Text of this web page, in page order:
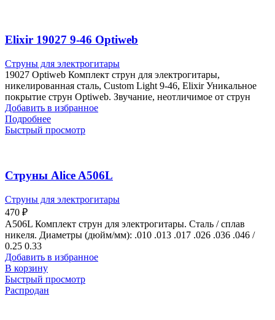
Elixir 19027 9-46 Optiweb
Струны для электрогитары
19027 Optiweb Комплект струн для электрогитары,
никелированная сталь, Custom Light 9-46, Elixir Уникальное
покрытие струн Optiweb. Звучание, неотличимое от струн
Добавить в избранное
Подробнее
Быстрый просмотр
Струны Alice A506L
Струны для электрогитары
470 ₽
A506L Комплект струн для электрогитары. Сталь / сплав
никеля. Диаметры (дюйм/мм): .010 .013 .017 .026 .036 .046 /
0.25 0.33
Добавить в избранное
В корзину
Быстрый просмотр
Распродан